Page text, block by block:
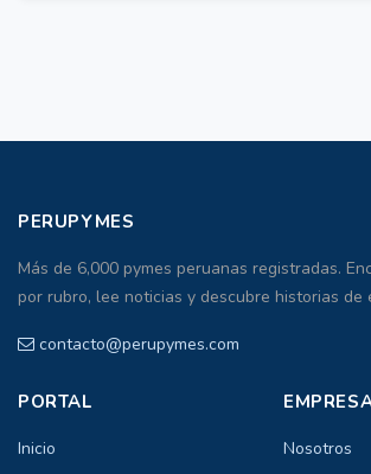
PERUPYMES
Más de 6,000 pymes peruanas registradas.
por rubro, lee noticias y descubre historias de
contacto@perupymes.com
PORTAL
Inicio
Nosotros